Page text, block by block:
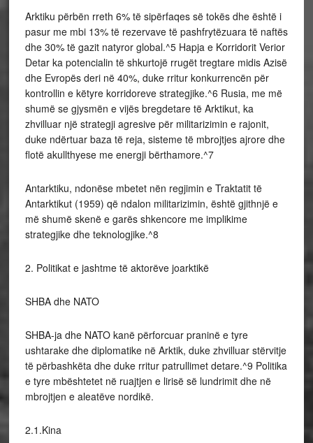
Arktiku përbën rreth 6% të sipërfaqes së tokës dhe është i
pasur me mbi 13% të rezervave të pashfrytëzuara të naftës
dhe 30% të gazit natyror global.^5 Hapja e Korridorit Verior
Detar ka potencialin të shkurtojë rrugët tregtare midis Azisë
dhe Evropës deri në 40%, duke rritur konkurrencën për
kontrollin e këtyre korridoreve strategjike.^6 Rusia, me më
shumë se gjysmën e vijës bregdetare të Arktikut, ka
zhvilluar një strategji agresive për militarizimin e rajonit,
duke ndërtuar baza të reja, sisteme të mbrojtjes ajrore dhe
flotë akullthyese me energji bërthamore.^7
Antarktiku, ndonëse mbetet nën regjimin e Traktatit të
Antarktikut (1959) që ndalon militarizimin, është gjithnjë e
më shumë skenë e garës shkencore me implikime
strategjike dhe teknologjike.^8
2. Politikat e jashtme të aktorëve joarktikë
SHBA dhe NATO
SHBA-ja dhe NATO kanë përforcuar praninë e tyre
ushtarake dhe diplomatike në Arktik, duke zhvilluar stërvitje
të përbashkëta dhe duke rritur patrullimet detare.^9 Politika
e tyre mbështetet në ruajtjen e lirisë së lundrimit dhe në
mbrojtjen e aleatëve nordikë.
2.1.Kina